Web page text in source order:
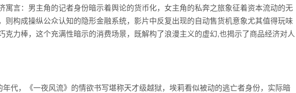
寓言：男主角的记者身份暗示着舆论的货币化，女主角的私奔之旅象征着资本流动的无
则构成操纵公众认知的隐形金融系统，影片中反复出现的自动售货机意象尤其值得玩味
力棒，这个充满性暗示的消费场景，既解构了浪漫主义的虚幻,也揭示了商品经济对人
代，《一夜风流》的情欲书写堪称天才级越狱，埃莉看似被动的逃亡者身份，实际暗